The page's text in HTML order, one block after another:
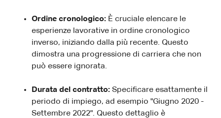
Ordine cronologico: È cruciale elencare le
esperienze lavorative in ordine cronologico
inverso, iniziando dalla più recente. Questo
dimostra una progressione di carriera che non
può essere ignorata.
Durata del contratto: Specificare esattamente il
periodo di impiego, ad esempio "Giugno 2020 -
Settembre 2022". Questo dettaglio è